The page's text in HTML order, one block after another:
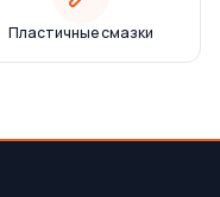
Пластичные смазки